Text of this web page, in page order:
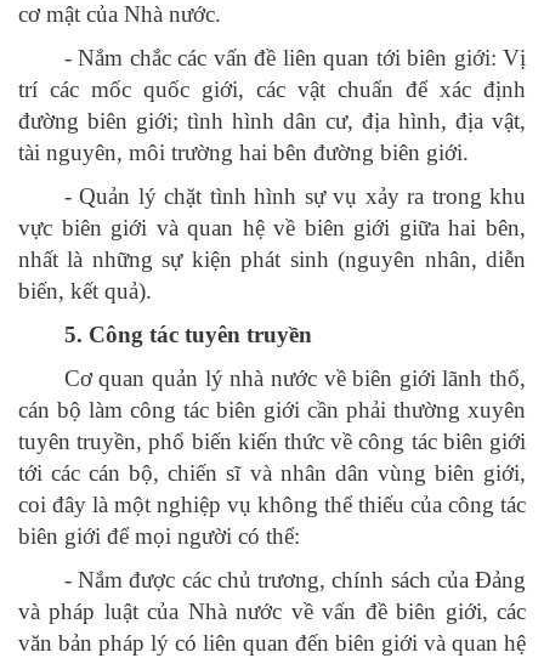
cơ mật của Nhà nước.
- Nắm chắc các vấn đề liên quan tới biên giới: Vị
trí các mốc quốc giới, các vật chuẩn để xác định
đường biên giới; tình hình dân cư, địa hình, địa vật,
tài nguyên, môi trường hai bên đường biên giới.
- Quản lý chặt tình hình sự vụ xảy ra trong khu
vực biên giới và quan hệ về biên giới giữa hai bên,
nhất là những sự kiện phát sinh (nguyên nhân, diễn
biến, kết quả).
5. Công tác tuyên truyền
Cơ quan quản lý nhà nước về biên giới lãnh thổ,
cán bộ làm công tác biên giới cần phải thường xuyên
tuyên truyền, phổ biến kiến thức về công tác biên giới
tới các cán bộ, chiến sĩ và nhân dân vùng biên giới,
coi đây là một nghiệp vụ không thể thiếu của công tác
biên giới để mọi người có thể:
- Nắm được các chủ trương, chính sách của Đảng
và pháp luật của Nhà nước về vấn đề biên giới, các
văn bản pháp lý có liên quan đến biên giới và quan hệ